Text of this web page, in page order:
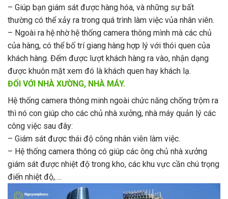
– Giúp bạn giám sát được hàng hóa, và những sự bất
thường có thể xảy ra trong quá trình làm việc vủa nhân viên.
– Ngoài ra hệ nhờ hệ thống camera thông mình mà các chủ
của hàng, có thể bố trí giang hàng hợp lý với thói quen của
khách hàng. Đếm được lượt khách hàng ra vào, nhận dạng
được khuôn mặt xem đó là khách quen hay khách lạ.
ĐỐI VỚI NHÀ XƯỜNG, NHÀ MÁY.
Hệ thống camera thông minh ngoài chức năng chống trộm ra
thì nó con giúp cho các chủ nhà xưởng, nhà máy quản lý các
công việc sau đây:
– Giám sát được thái độ công nhân viên làm việc.
– Hệ thống camera thông có giúp các ông chủ nhà xưởng
giám sát được nhiệt độ trong kho, các khu vực cần chú trọng
điến nhiệt độ,….